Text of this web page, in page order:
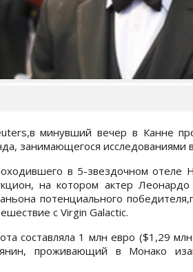
минувший вечер в Канне
занимающегося
в 5-звездочном отеле
на котором актер Леонардо
потенциального
с Virgin Galactic.
составляла 1 млн евро ($1,29
проживающий в Монако